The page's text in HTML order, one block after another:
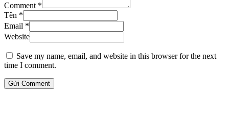
Comment *
Tên *
Email *
Website
Save my name, email, and website in this browser for the next
time I comment.
Gửi Comment